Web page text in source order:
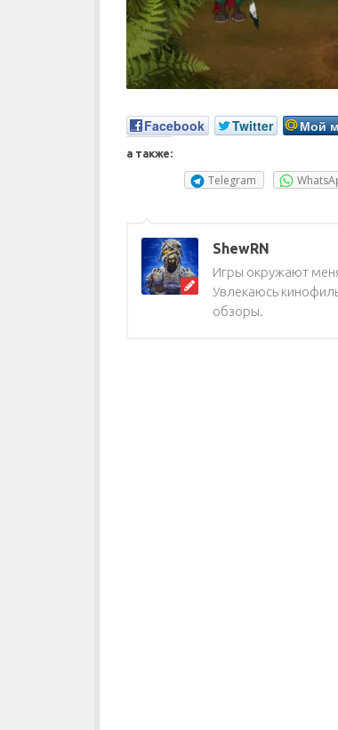
Facebook Twitter Мой
а также:
Telegram
ShewRN
Игры окружают
Увлекаюсь
обзоры.